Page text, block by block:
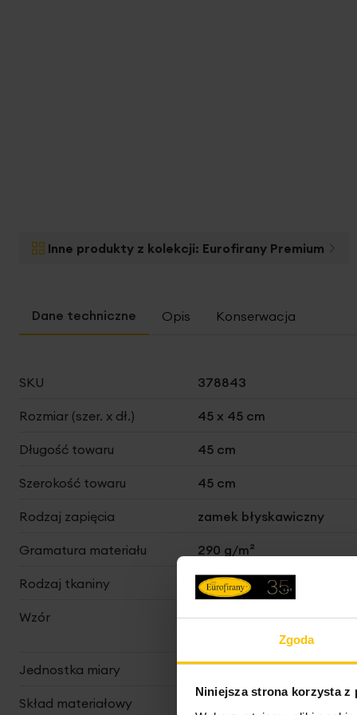
Zgoda
Niniejsza strona korzysta z
Inne produkty z kolekcji: Eurofirany Premium
Opis Konserwacja
Więcej
SKU 378843
Rozmiar (szer. x dł.) 45 x 45 cm
Długość towaru 45 cm
Szerokość towaru 45 cm
Rodzaj zapięcia zamek błyskawiczny
Gramatura materiału 290 g/m²
Rodzaj tkaniny welwetowe, matowe
Wzór
we wzory geometryczne,
jednokolorowe, klasyczne
Jednostka miary szt.
Skład materiałowy 100% poliester